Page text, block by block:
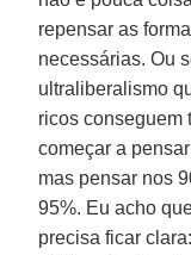
repensar as
necessárias. Ou
ultraliberalismo
ricos conseguem
começar a
mas pensar nos
95%. Eu acho
precisa ficar